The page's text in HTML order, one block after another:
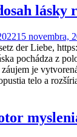
lásky
15 novembra,
der Liebe,
pochádza z
je
telo a